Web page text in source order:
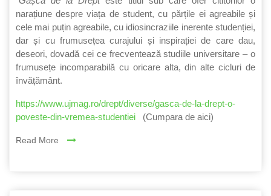
narațiune despre viața de student, cu părțile ei agreabile și
cele mai puțin agreabile, cu idiosincraziile inerente studenției,
dar și cu frumusețea curajului și inspirației de care dau,
deseori, dovadă cei ce frecventează studiile universitare – o
frumusețe incomparabilă cu oricare alta, din alte cicluri de
învățământ.
https://www.ujmag.ro/drept/diverse/gasca-de-la-drept-o-
poveste-din-vremea-studentiei (Cumpara de aici)
Read More